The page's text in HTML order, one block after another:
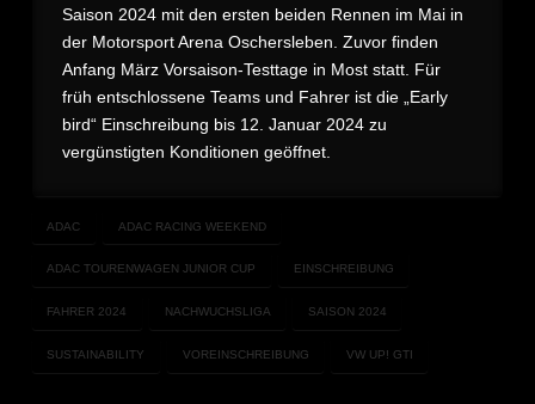
Saison 2024 mit den ersten beiden Rennen im Mai in
der Motorsport Arena Oschersleben. Zuvor finden
Anfang März Vorsaison-Testtage in Most statt. Für
früh entschlossene Teams und Fahrer ist die „Early
bird“ Einschreibung bis 12. Januar 2024 zu
vergünstigten Konditionen geöffnet.
ADAC ADAC RACING WEEKEND
ADAC TOURENWAGEN JUNIOR CUP EINSCHREIBUNG
FAHRER 2024 NACHWUCHSLIGA SAISON 2024
SUSTAINABILITY VOREINSCHREIBUNG VW UP! GTI